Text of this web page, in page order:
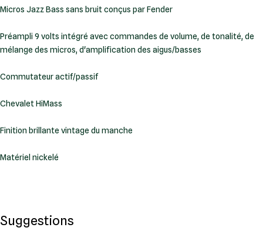
Micros Jazz Bass sans bruit conçus par Fender
Préampli 9 volts intégré avec commandes de volume, de tonalité, de
mélange des micros, d'amplification des aigus/basses
Commutateur actif/passif
Chevalet HiMass
Finition brillante vintage du manche
Matériel nickelé
Suggestions